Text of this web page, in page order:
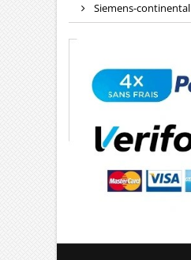
Siemens-continental